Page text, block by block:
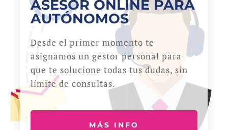
ASESOR ONLINE PARA
AUTÓNOMOS
Desde el primer momento te
asignamos un gestor personal para
que te solucione todas tus dudas, sin
límite de consultas.
MÁS INFO